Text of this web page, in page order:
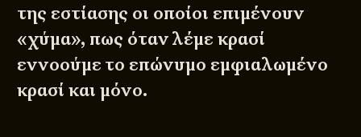
της εστίασης οι οποίοι επιμένουν
«χύμα», πως όταν λέμε κρασί
εννοούμε το επώνυμο εμφιαλωμένο
κρασί και μόνο.